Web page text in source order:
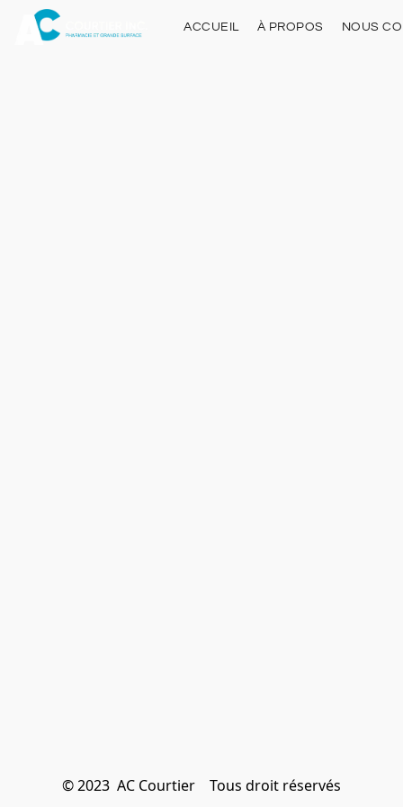
ACCUEIL À PROPOS NOUS
© 2023  AC Courtier    Tous droit réservés